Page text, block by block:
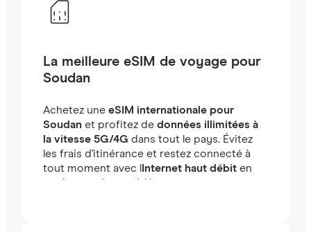
La meilleure eSIM de voyage pour
Soudan
Achetez une eSIM internationale pour
Soudanet profitez de données illimitées à
la vitesse 5G/4G dans tout le pays. Évitez
les frais d'itinérance et restez connecté à
tout moment avec l
Internet haut débiten
quelques minutes à létranger, que vous